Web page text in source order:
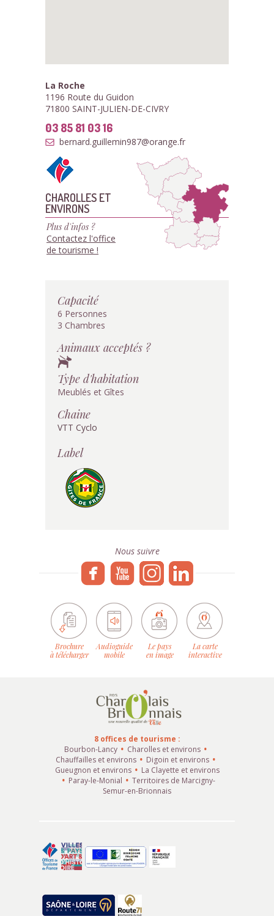
La Roche
1196 Route du Guidon
71800 SAINT-JULIEN-DE-CIVRY
03 85 81 03 16
bernard.guillemin987@orange.fr
CHAROLLES ET
ENVIRONS
Plus d'infos ?
Contactez l'office
de tourisme !
Capacité
6 Personnes
3 Chambres
Animaux acceptés ?
Type d'habitation
Meublés et Gîtes
Chaine
VTT Cyclo
Label
Nous suivre
Brochure
à télécharger
Audioguide
mobile
Le pays
en image
La carte
interactive
8 offices de tourisme :
Bourbon-Lancy
Charolles et environs
Chauffailles et environs
Digoin et environs
Gueugnon et environs
La Clayette et environs
Paray-le-Monial
Territoires de Marcigny-
Semur-en-Brionnais